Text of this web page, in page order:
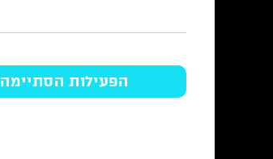
הפעילות הסתיימה